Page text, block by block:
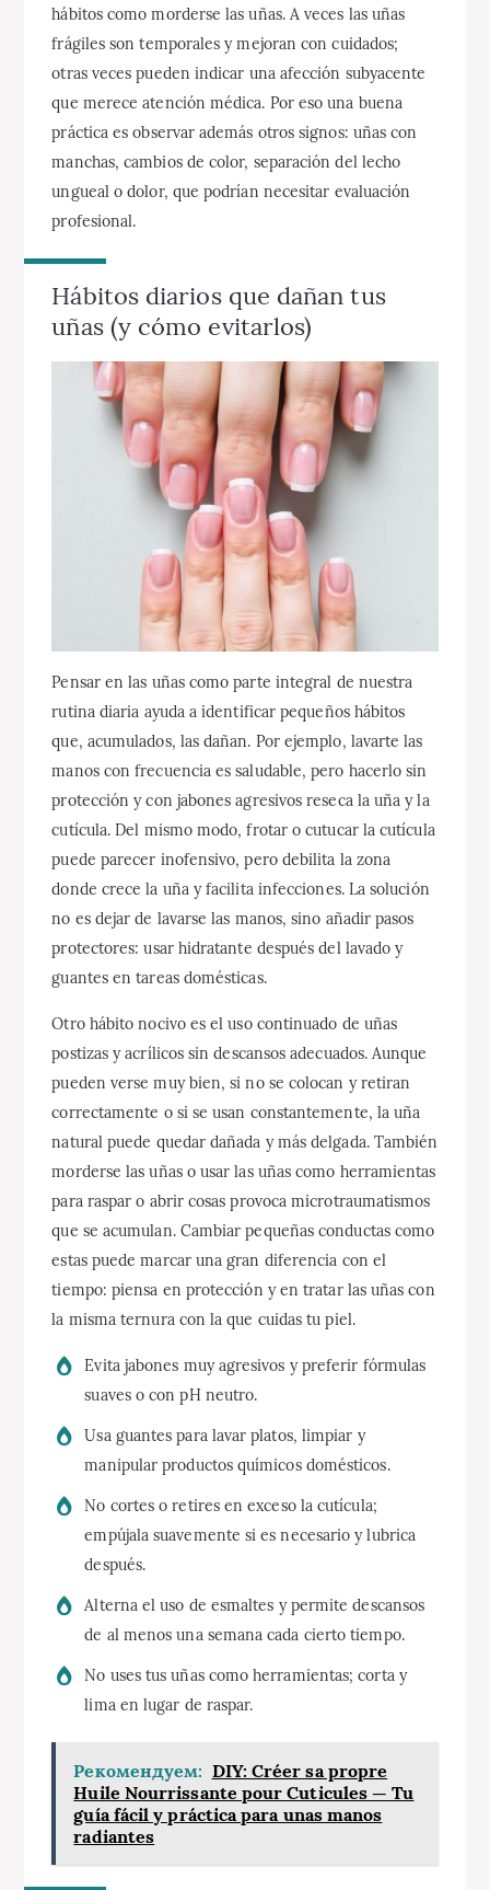
hábitos como morderse las uñas. A veces las uñas
frágiles son temporales y mejoran con cuidados;
otras veces pueden indicar una afección subyacente
que merece atención médica. Por eso una buena
práctica es observar además otros signos: uñas con
manchas, cambios de color, separación del lecho
ungueal o dolor, que podrían necesitar evaluación
profesional.
Hábitos diarios que dañan tus
uñas (y cómo evitarlos)
Pensar en las uñas como parte integral de nuestra
rutina diaria ayuda a identificar pequeños hábitos
que, acumulados, las dañan. Por ejemplo, lavarte las
manos con frecuencia es saludable, pero hacerlo sin
protección y con jabones agresivos reseca la uña y la
cutícula. Del mismo modo, frotar o cutucar la cutícula
puede parecer inofensivo, pero debilita la zona
donde crece la uña y facilita infecciones. La solución
no es dejar de lavarse las manos, sino añadir pasos
protectores: usar hidratante después del lavado y
guantes en tareas domésticas.
Otro hábito nocivo es el uso continuado de uñas
postizas y acrílicos sin descansos adecuados. Aunque
pueden verse muy bien, si no se colocan y retiran
correctamente o si se usan constantemente, la uña
natural puede quedar dañada y más delgada. También
morderse las uñas o usar las uñas como herramientas
para raspar o abrir cosas provoca microtraumatismos
que se acumulan. Cambiar pequeñas conductas como
estas puede marcar una gran diferencia con el
tiempo: piensa en protección y en tratar las uñas con
la misma ternura con la que cuidas tu piel.
Evita jabones muy agresivos y preferir fórmulas
suaves o con pH neutro.
Usa guantes para lavar platos, limpiar y
manipular productos químicos domésticos.
No cortes o retires en exceso la cutícula;
empújala suavemente si es necesario y lubrica
después.
Alterna el uso de esmaltes y permite descansos
de al menos una semana cada cierto tiempo.
No uses tus uñas como herramientas; corta y
lima en lugar de raspar.
Рекомендуем: DIY: Créer sa propre
Huile Nourrissante pour Cuticules — Tu
guía fácil y práctica para unas manos
radiantes